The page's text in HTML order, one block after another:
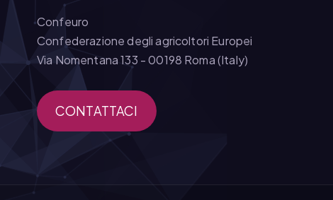
Confeuro
Confederazione degli agricoltori Europei
Via Nomentana 133 - 00198 Roma (Italy)
CONTATTACI